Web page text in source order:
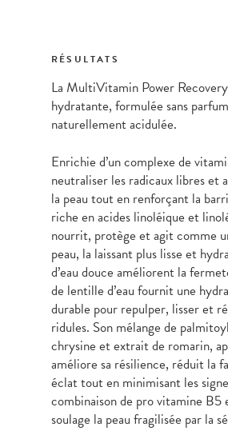
RÉSULTATS
La MultiVitamin Power
hydratante, formulée sans
naturellement acidulée.
Enrichie d’un complexe de
neutraliser les radicaux libres et
la peau tout en renforçant la
riche en acides linoléique et
nourrit, protège et agit comme
peau, la laissant plus lisse et
d’eau douce améliorent la
de lentille d’eau fournit une
durable pour repulper, lisser et
ridules. Son mélange de
chrysine et extrait de romarin,
améliore sa résilience, réduit la
éclat tout en minimisant les
combinaison de pro vitamine B5
soulage la peau fragilisée par la